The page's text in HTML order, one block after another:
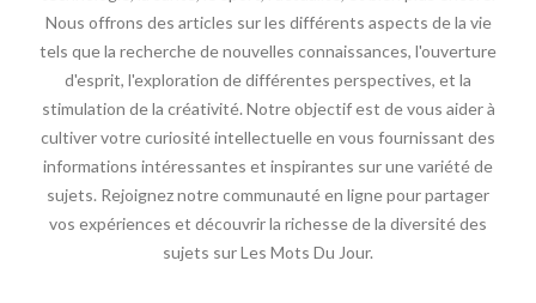
Nous offrons des articles sur les différents aspects de la vie
tels que la recherche de nouvelles connaissances, l'ouverture
d'esprit, l'exploration de différentes perspectives, et la
stimulation de la créativité. Notre objectif est de vous aider à
cultiver votre curiosité intellectuelle en vous fournissant des
informations intéressantes et inspirantes sur une variété de
sujets. Rejoignez notre communauté en ligne pour partager
vos expériences et découvrir la richesse de la diversité des
sujets sur Les Mots Du Jour.